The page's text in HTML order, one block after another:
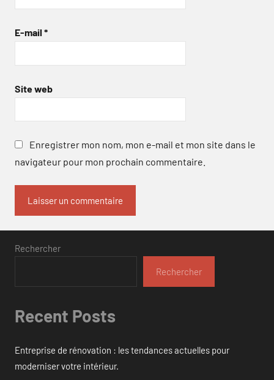
E-mail *
Site web
Enregistrer mon nom, mon e-mail et mon site dans le
navigateur pour mon prochain commentaire.
Rechercher
Rechercher
Recent Posts
Entreprise de rénovation : les tendances actuelles pour
moderniser votre intérieur.